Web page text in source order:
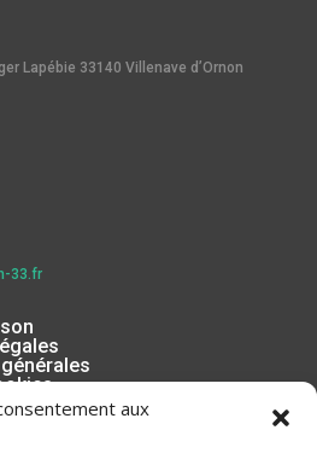
aux
Lapébie 33140 Villenave d’Ornon
33.fr